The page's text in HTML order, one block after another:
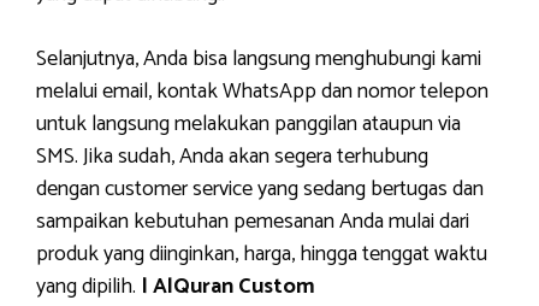
Selanjutnya, Anda bisa langsung menghubungi kami
melalui email, kontak WhatsApp dan nomor telepon
untuk langsung melakukan panggilan ataupun via
SMS. Jika sudah, Anda akan segera terhubung
dengan customer service yang sedang bertugas dan
sampaikan kebutuhan pemesanan Anda mulai dari
produk yang diinginkan, harga, hingga tenggat waktu
yang dipilih. | AlQuran Custom